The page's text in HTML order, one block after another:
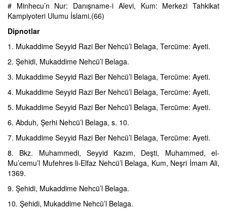
# Minhecu’n Nur: Danışname-i Alevi, Kum: Merkezi Tahkikat
Kampiyoteri Ulumu İslami.(66)
Dipnotlar
1. Mukaddime Seyyid Razi Ber Nehcü’l Belaga, Tercüme: Ayeti.
2. Şehidi, Mukaddime Nehcü’l Belaga.
3. Mukaddime Seyyid Razi Ber Nehcü’l Belaga, Tercüme: Ayeti.
4. Mukaddime Seyyid Razi Ber Nehcü’l Belaga, Tercüme: Ayeti.
5. Mukaddime Seyyid Razi Ber Nehcü’l Belaga, Tercüme: Ayeti.
6. Abduh, Şerhi Nehcü’l Belaga, s. 10.
7. Mukaddime Seyyid Razi Ber Nehcü’l Belaga, Tercüme: Ayeti.
8. Bkz. Muhammedi, Seyyid Kazım, Deşti, Muhammed, el-
Mu’cemu’l Mufehres li-Elfaz Nehcü’l Belaga, Kum, Neşri İmam Ali,
1369.
9. Şehidi, Mukaddime Nehcü’l Belaga.
10. Şehidi, Mukaddime Nehcü’l Belaga.